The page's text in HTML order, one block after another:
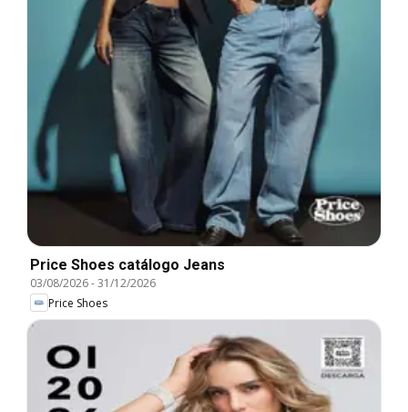
Price Shoes catálogo Jeans
03/08/2026-31/12/2026
Price Shoes